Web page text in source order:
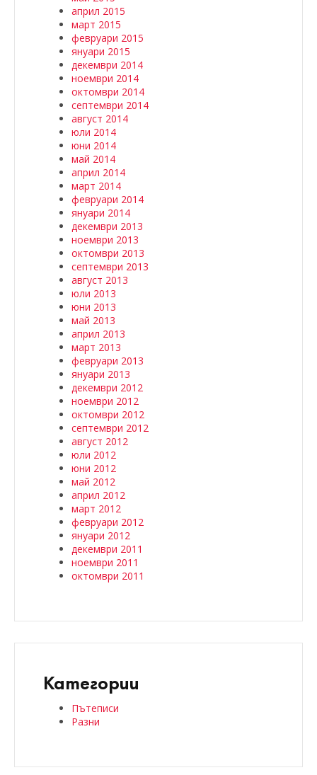
април 2015
март 2015
февруари 2015
януари 2015
декември 2014
ноември 2014
октомври 2014
септември 2014
август 2014
юли 2014
юни 2014
май 2014
април 2014
март 2014
февруари 2014
януари 2014
декември 2013
ноември 2013
октомври 2013
септември 2013
август 2013
юли 2013
юни 2013
май 2013
април 2013
март 2013
февруари 2013
януари 2013
декември 2012
ноември 2012
октомври 2012
септември 2012
август 2012
юли 2012
юни 2012
май 2012
април 2012
март 2012
февруари 2012
януари 2012
декември 2011
ноември 2011
октомври 2011
Категории
Пътеписи
Разни